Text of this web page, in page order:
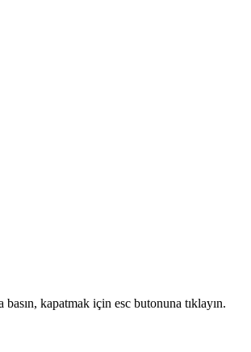
basın, kapatmak için esc butonuna tıklayın.